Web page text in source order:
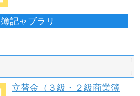
簿記ャブラリ
立替金（３級・２級商業簿